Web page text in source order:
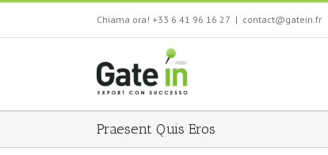
Chiama ora! +33 6 41 96 16 27 | contact@gatein.fr
Praesent Quis Eros